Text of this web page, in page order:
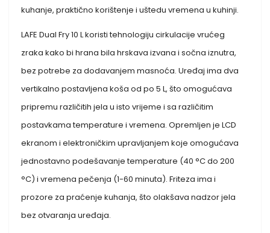
kuhanje, praktično korištenje i uštedu vremena u kuhinji.
LAFE Dual Fry 10 L koristi tehnologiju cirkulacije vrućeg
zraka kako bi hrana bila hrskava izvana i sočna iznutra,
bez potrebe za dodavanjem masnoća. Uređaj ima dva
vertikalno postavljena koša od po 5 L, što omogućava
pripremu različitih jela u isto vrijeme i sa različitim
postavkama temperature i vremena. Opremljen je LCD
ekranom i elektroničkim upravljanjem koje omogućava
jednostavno podešavanje temperature (40 °C do 200
°C) i vremena pečenja (1-60 minuta). Friteza ima i
prozore za praćenje kuhanja, što olakšava nadzor jela
bez otvaranja uređaja.